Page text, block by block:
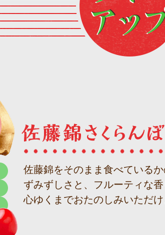
佐藤錦をそのまま食べている
ずみずしさと、フルーティな
心ゆくまでおたのしみいただけ